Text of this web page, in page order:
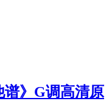
谱》G调高清原